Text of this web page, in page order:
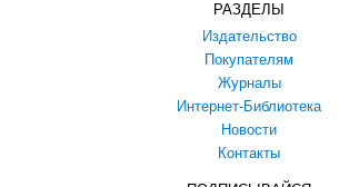
РАЗДЕЛЫ
Издательство
Покупателям
Журналы
Интернет-Библиотека
Новости
Контакты